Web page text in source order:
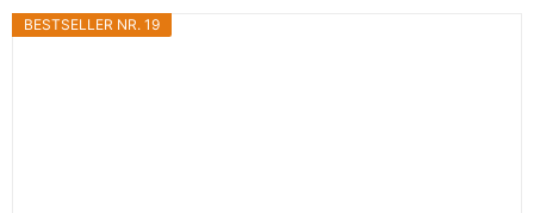
BESTSELLER NR. 19